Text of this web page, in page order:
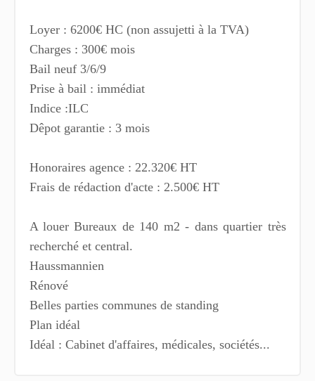
Loyer : 6200€ HC (non assujetti à la TVA)
Charges : 300€ mois
Bail neuf 3/6/9
Prise à bail : immédiat
Indice :ILC
Dêpot garantie : 3 mois
Honoraires agence : 22.320€ HT
Frais de rédaction d'acte : 2.500€ HT
A louer Bureaux de 140 m2 - dans quartier très
recherché et central.
Haussmannien
Rénové
Belles parties communes de standing
Plan idéal
Idéal : Cabinet d'affaires, médicales, sociétés...